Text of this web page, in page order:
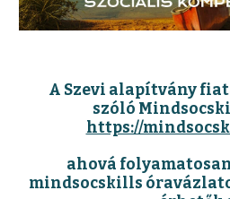
A Szevi alapítvány
szóló
https://
ahová
mindsocskills